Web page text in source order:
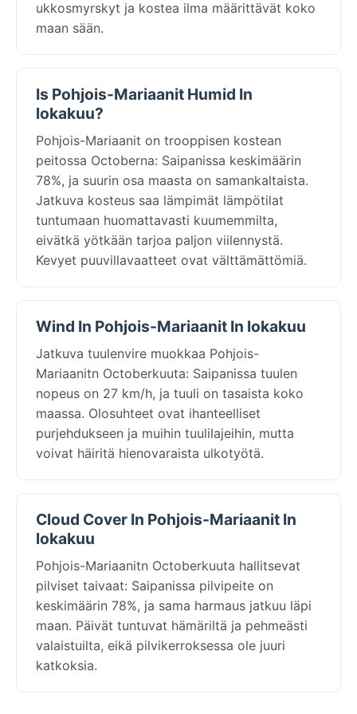
ukkosmyrskyt ja kostea ilma määrittävät koko
maan sään.
Is Pohjois-Mariaanit Humid In
lokakuu?
Pohjois-Mariaanit on trooppisen kostean
peitossa Octoberna: Saipanissa keskimäärin
78%, ja suurin osa maasta on samankaltaista.
Jatkuva kosteus saa lämpimät lämpötilat
tuntumaan huomattavasti kuumemmilta,
eivätkä yötkään tarjoa paljon viilennystä.
Kevyet puuvillavaatteet ovat välttämättömiä.
Wind In Pohjois-Mariaanit In lokakuu
Jatkuva tuulenvire muokkaa Pohjois-
Mariaanitn Octoberkuuta: Saipanissa tuulen
nopeus on 27 km/h, ja tuuli on tasaista koko
maassa. Olosuhteet ovat ihanteelliset
purjehdukseen ja muihin tuulilajeihin, mutta
voivat häiritä hienovaraista ulkotyötä.
Cloud Cover In Pohjois-Mariaanit In
lokakuu
Pohjois-Mariaanitn Octoberkuuta hallitsevat
pilviset taivaat: Saipanissa pilvipeite on
keskimäärin 78%, ja sama harmaus jatkuu läpi
maan. Päivät tuntuvat hämäriltä ja pehmeästi
valaistuilta, eikä pilvikerroksessa ole juuri
katkoksia.